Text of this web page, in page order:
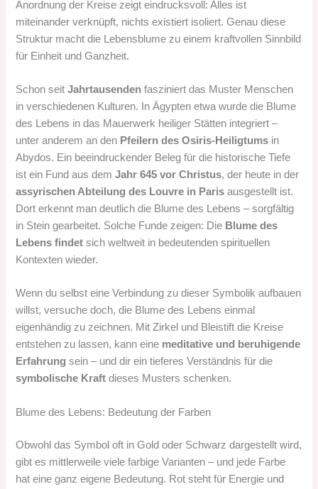
Anordnung der Kreise zeigt eindrucksvoll: Alles ist
miteinander verknüpft, nichts existiert isoliert. Genau diese
Struktur macht die Lebensblume zu einem kraftvollen Sinnbild
für Einheit und Ganzheit.
Schon seitJahrtausenden fasziniert das Muster Menschen
in verschiedenen Kulturen. In Ägypten etwa wurde die Blume
des Lebens in das Mauerwerk heiliger Stätten integriert –
unter anderem an den Pfeilern des Osiris-Heiligtums in
Abydos. Ein beeindruckender Beleg für die historische Tiefe
ist ein Fund aus demJahr 645 vor Christus, der heute in der
assyrischen Abteilung des Louvre in Paris ausgestellt ist.
Dort erkennt man deutlich die Blume des Lebens – sorgfältig
in Stein gearbeitet. Solche Funde zeigen: Die Blume des
Lebens findet sich weltweit in bedeutenden spirituellen
Kontexten wieder.
Wenn du selbst eine Verbindung zu dieser Symbolik aufbauen
willst, versuche doch, die Blume des Lebens einmal
eigenhändig zu zeichnen. Mit Zirkel und Bleistift die Kreise
entstehen zu lassen, kann eine meditative und beruhigende
Erfahrung sein – und dir ein tieferes Verständnis für die
symbolische Kraft dieses Musters schenken.
Blume des Lebens: Bedeutung der Farben
Obwohl das Symbol oft in Gold oder Schwarz dargestellt wird,
gibt es mittlerweile viele farbige Varianten – und jede Farbe
hat eine ganz eigene Bedeutung. Rot steht für Energie und